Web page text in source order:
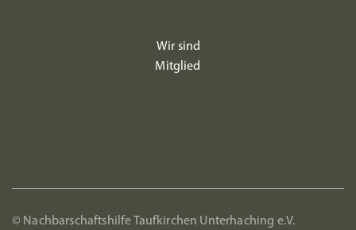
Wir sind
Mitglied
© Nachbarschaftshilfe Taufkirchen Unterhaching e.V.